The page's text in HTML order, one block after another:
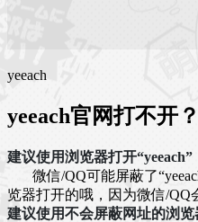
yeeach
yeeach官网打不开
建议使用浏览器打开“yeeach”
微信/QQ可能屏蔽了
览器打开的哦，因为微信/QQ
建议使用不会屏蔽网址的浏览